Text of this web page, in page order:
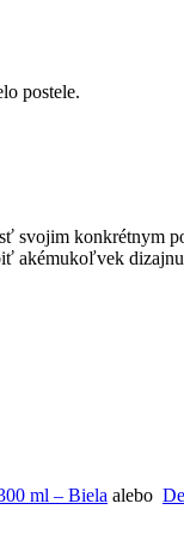
postele.
svojim konkrétnym
akémukoľvek
ml – Biela alebo